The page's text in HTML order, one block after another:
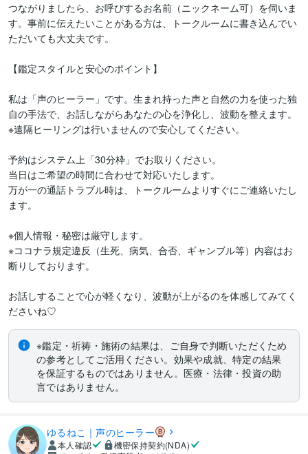
​つながりましたら、お呼びするお名前（ニックネーム可）を伺いま
す。事前に伝えたいことがある方は、トークルームに書き込んでい
ただいても大丈夫です。
​【鑑定スタイルと安心のポイント】
​私は「声のヒーラー」です。生まれ持った声と自然の力を使った独
自の手法で、お話しながらあなたの心を浄化し、波動を整えます。
※遠隔ヒーリングは行いませんので安心してください。
​予約はシステム上「30分枠」でお取りください。
当日はご希望の時間に合わせて対応いたします。
​万が一の通話トラブル時は、トークルームよりすぐにご連絡いたし
ます。
​※個人情報・秘密は厳守します。
※ココナラ規定違反（生死、病気、合否、ギャンブル等）内容はお
断りしております。
お話しすることで心が軽くなり、波動が上がるのを体感してみてく
ださいね♡
※鑑定・祈祷・施術の結果は、ご自身で判断いただくため
の参考としてご活用ください。効果や成就、特定の結果
を保証するものではありません。医療・法律・投資の助
言ではありません。
ゆるねこ｜声のヒーラー
本人確認
機密保持契約(NDA)